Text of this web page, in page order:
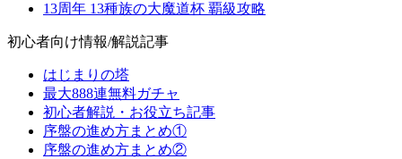
13周年 13種族の大魔道杯 覇級攻略
初心者向け情報/解説記事
はじまりの塔
最大888連無料ガチャ
初心者解説・お役立ち記事
序盤の進め方まとめ①
序盤の進め方まとめ②